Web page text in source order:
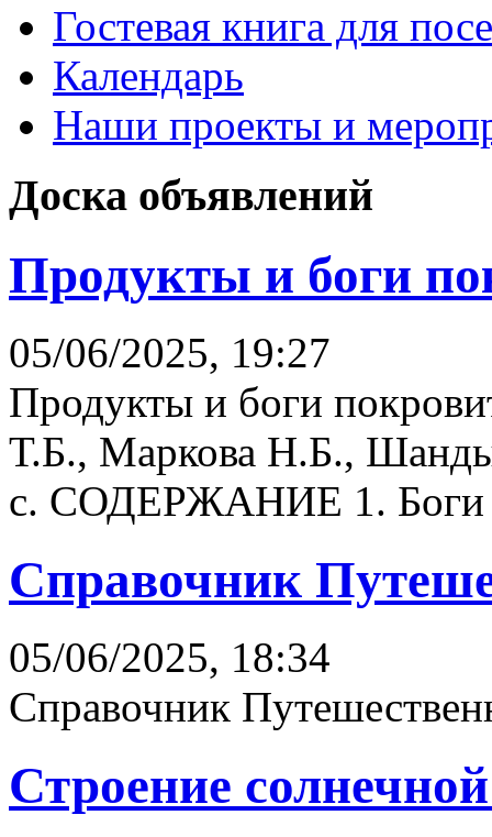
Гостевая книга для
Календарь
Наши проекты и
Доска объявлений
Продукты и боги
05/06/2025, 19:27
Продукты и боги
Т.Б., Маркова Н.Б.,
с. СОДЕРЖАНИЕ 1. Боги
Справочник
05/06/2025, 18:34
Справочник
Строение